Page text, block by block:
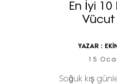
En İyi 10
Vücut
YAZAR :
15
Soğuk kış